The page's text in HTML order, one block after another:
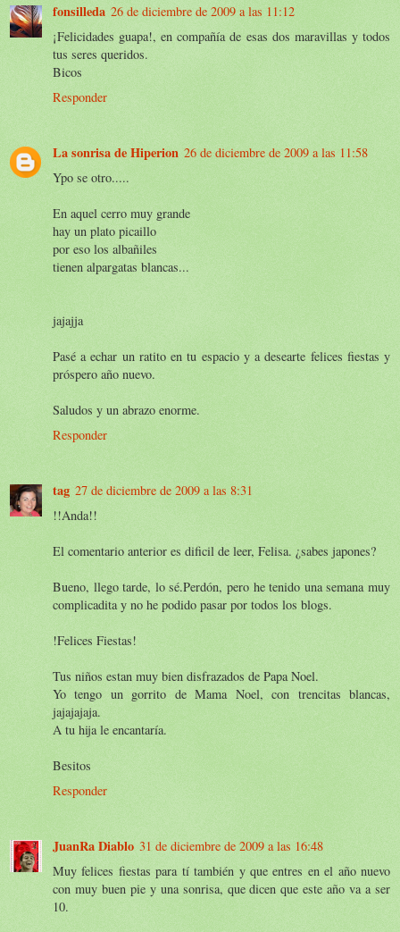
fonsilleda 26 de diciembre de 2009 a las 11:12
¡Felicidades guapa!, en compañía de esas dos maravillas y todos
tus seres queridos.
Bicos
Responder
La sonrisa de Hiperion 26 de diciembre de 2009 a las 11:58
Ypo se otro.....
En aquel cerro muy grande
hay un plato picaillo
por eso los albañiles
tienen alpargatas blancas...
jajajja
Pasé a echar un ratito en tu espacio y a desearte felices fiestas y
próspero año nuevo.
Saludos y un abrazo enorme.
Responder
tag 27 de diciembre de 2009 a las 8:31
!!Anda!!
El comentario anterior es dificil de leer, Felisa. ¿sabes japones?
Bueno, llego tarde, lo sé.Perdón, pero he tenido una semana muy
complicadita y no he podido pasar por todos los blogs.
!Felices Fiestas!
Tus niños estan muy bien disfrazados de Papa Noel.
Yo tengo un gorrito de Mama Noel, con trencitas blancas,
jajajajaja.
A tu hija le encantaría.
Besitos
Responder
JuanRa Diablo 31 de diciembre de 2009 a las 16:48
Muy felices fiestas para tí también y que entres en el año nuevo
con muy buen pie y una sonrisa, que dicen que este año va a ser
10.